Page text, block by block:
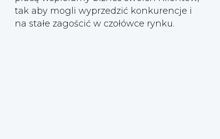
tak aby mogli wyprzedzić konkurencje i
na stałe zagościć w czołówce rynku.